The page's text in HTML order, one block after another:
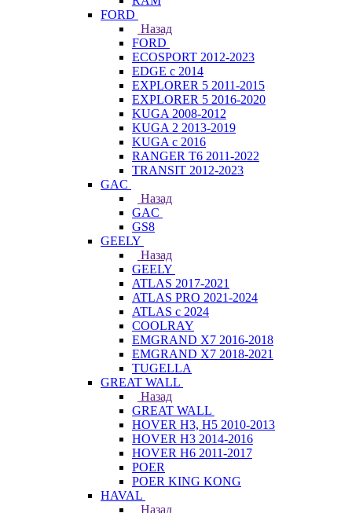
FORD
Назад
FORD
ECOSPORT 2012-2023
EDGE c 2014
EXPLORER 5 2011-2015
EXPLORER 5 2016-2020
KUGA 2008-2012
KUGA 2 2013-2019
KUGA с 2016
RANGER T6 2011-2022
TRANSIT 2012-2023
GAC
Назад
GAC
GS8
GEELY
Назад
GEELY
ATLAS 2017-2021
ATLAS PRO 2021-2024
ATLAS с 2024
COOLRAY
EMGRAND X7 2016-2018
EMGRAND X7 2018-2021
TUGELLA
GREAT WALL
Назад
GREAT WALL
HOVER H3, H5 2010-2013
HOVER H3 2014-2016
HOVER H6 2011-2017
POER
POER KING KONG
HAVAL
Назад